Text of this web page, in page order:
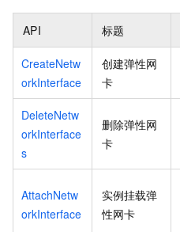
API 标题
CreateNetw
orkInterface
创建弹性网
卡
DeleteNetw
orkInterface
s
删除弹性网
卡
AttachNetw
orkInterface
实例挂载弹
性网卡